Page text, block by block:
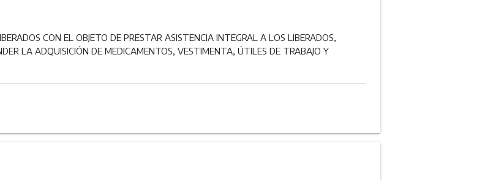
CON EL OBJETO DE PRESTAR ASISTENCIA INTEGRAL A LOS LIBERADOS,
LA ADQUISICIÓN DE MEDICAMENTOS, VESTIMENTA, ÚTILES DE TRABAJO Y